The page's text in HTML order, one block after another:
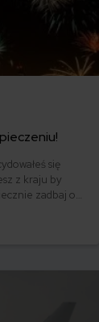
się
z kraju by
zadbaj o
ale